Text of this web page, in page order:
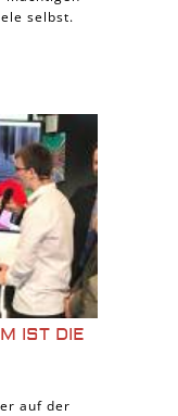
selbst.
IST DIE
auf der